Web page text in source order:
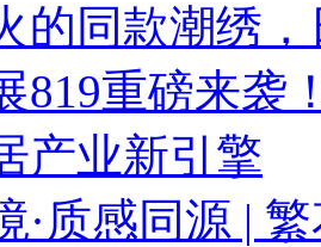
的同款潮绣
819重磅来袭
产业新引擎
·质感同源 |